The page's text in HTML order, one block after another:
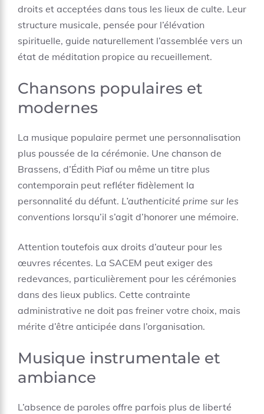
droits et acceptées dans tous les lieux de culte. Leur
structure musicale, pensée pour l’élévation
spirituelle, guide naturellement l’assemblée vers un
état de méditation propice au recueillement.
Chansons populaires et
modernes
La musique populaire permet une personnalisation
plus poussée de la cérémonie. Une chanson de
Brassens, d’Édith Piaf ou même un titre plus
contemporain peut refléter fidèlement la
personnalité du défunt. L’authenticité prime sur les
conventions lorsqu’il s’agit d’honorer une mémoire.
Attention toutefois aux droits d’auteur pour les
œuvres récentes. La SACEM peut exiger des
redevances, particulièrement pour les cérémonies
dans des lieux publics. Cette contrainte
administrative ne doit pas freiner votre choix, mais
mérite d’être anticipée dans l’organisation.
Musique instrumentale et
ambiance
L’absence de paroles offre parfois plus de liberté